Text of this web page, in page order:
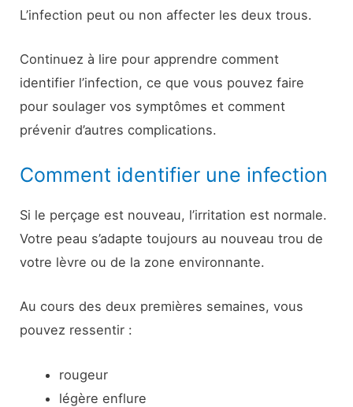
L’infection peut ou non affecter les deux trous.
Continuez à lire pour apprendre comment
identifier l’infection, ce que vous pouvez faire
pour soulager vos symptômes et comment
prévenir d’autres complications.
Comment identifier une infection
Si le perçage est nouveau, l’irritation est normale.
Votre peau s’adapte toujours au nouveau trou de
votre lèvre ou de la zone environnante.
Au cours des deux premières semaines, vous
pouvez ressentir :
rougeur
légère enflure